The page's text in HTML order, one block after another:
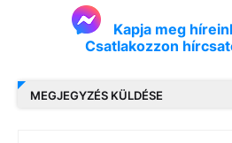
Kapja meg
Csatlakozzon
MEGJEGYZÉS KÜLDÉSE